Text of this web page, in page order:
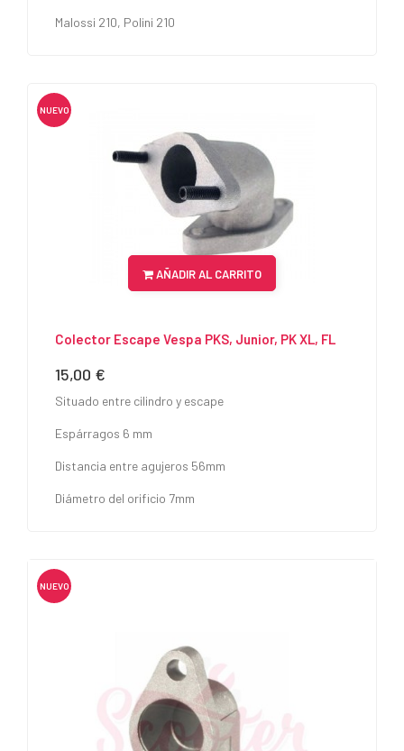
Malossi 210, Polini 210
NUEVO
AÑADIR AL CARRITO
Colector Escape Vespa PKS, Junior, PK XL, FL
Precio
15,00 €
Situado entre cilindro y escape
Espárragos 6 mm
Distancia entre agujeros 56mm
Diámetro del orificio 7mm
NUEVO